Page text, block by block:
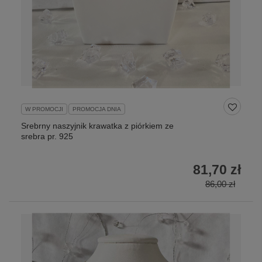
W PROMOCJI PROMOCJA DNIA
Srebrny naszyjnik krawatka z piórkiem ze
srebra pr. 925
86,00 zł
81,70 zł